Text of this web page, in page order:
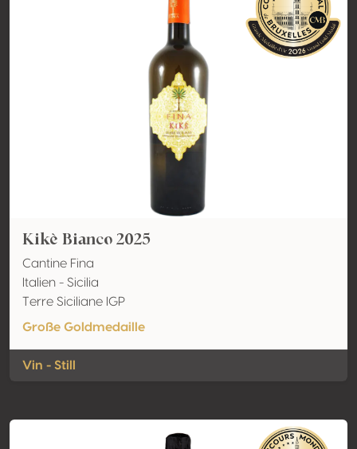
Kikè Bianco 2025
Cantine Fina
Italien - Sicilia
Terre Siciliane IGP
Große Goldmedaille
Vin - Still